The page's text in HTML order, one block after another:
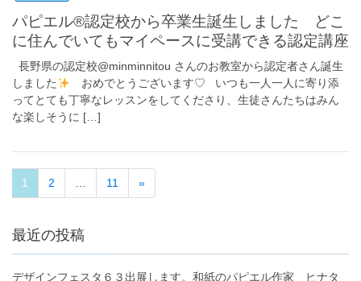
パピエル®認定校から卒業生誕生しました どこ
に住んでいてもマイペースに受講できる認定講座
長野県の認定校@minminnitou さんのお教室から認定者さん誕生
しました
おめでとうございます♡ いつも一人一人に寄り添
ってとても丁寧なレッスンをしてくださり、生徒さんたちはみん
な楽しそうに […]
1 2 11 »
最近の投稿
デザインフェスタ６３出展します。和紙のパピエル作家 ヒナタ